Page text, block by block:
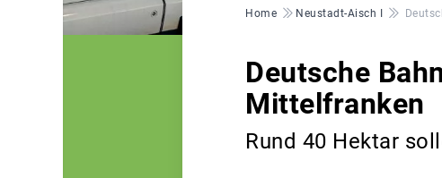
Pfadnavigation
Home Neustadt-Aisch I
Deutsche
Mittelfranken
Rund 40 Hektar